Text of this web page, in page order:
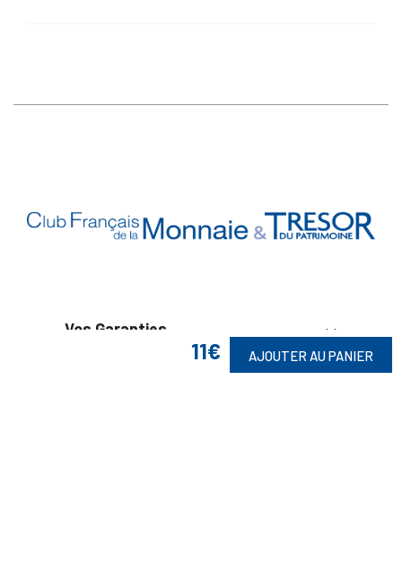
11€ AJOUTER AU PANIER
Vos Garanties 
